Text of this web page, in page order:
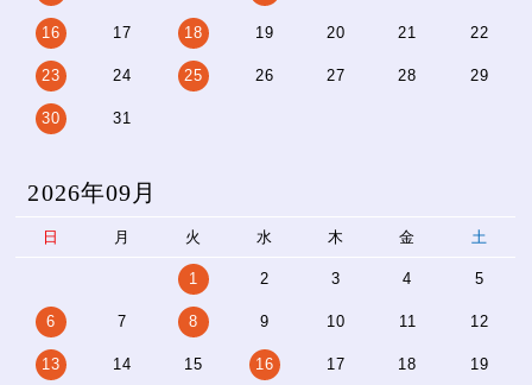
16 17 18 19 20 21 22
23 24 25 26 27 28 29
30 31
2026年09月
日 月 火 水 木 金 土
1 2 3 4 5
6 7 8 9 10 11 12
13 14 15 16 17 18 19